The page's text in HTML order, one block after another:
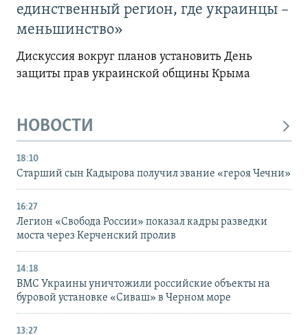
единственный регион, где украинцы –
меньшинство»
Дискуссия вокруг планов установить День
защиты прав украинской общины Крыма
НОВОСТИ
18:10
Старший сын Кадырова получил звание «героя Чечни»
16:27
Легион «Свобода России» показал кадры разведки
моста через Керченский пролив
14:18
ВМС Украины уничтожили российские объекты на
буровой установке «Сиваш» в Черном море
13:27